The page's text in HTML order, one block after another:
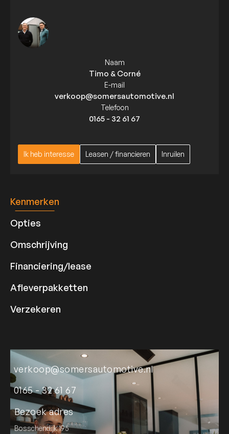
Ik heb interesse
Ik heb interesse
Leasen / financieren
Leasen / financieren
Inruilen
Inruilen
Naam
Timo & Corné
E-mail
verkoop@somersautomotive.nl
Telefoon
0165 - 32 61 67
Kenmerken
Opties
Omschrijving
Financiering/lease
Afleverpakketten
Verzekeren
verkoop@somersautomotive.nl
0165 - 32 61 67
Bezoek adres
Bosschendijk 195